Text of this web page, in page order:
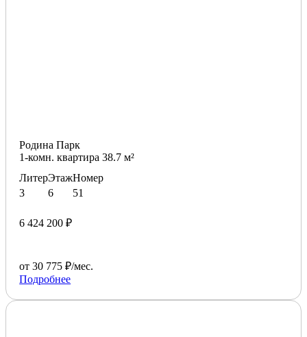
Родина Парк
1-комн. квартира 38.7 м²
Литер
3
Этаж
6
Номер
51
6 424 200 ₽
от 30 775 ₽/мес.
Подробнее